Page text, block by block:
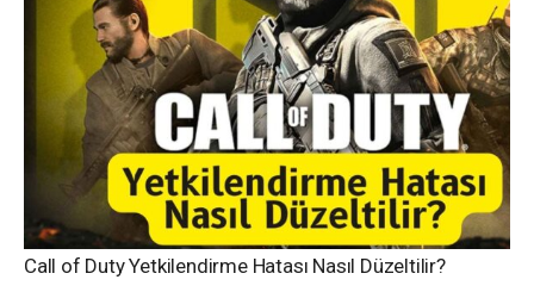
Call of Duty Yetkilendirme Hatası Nasıl Düzeltilir?